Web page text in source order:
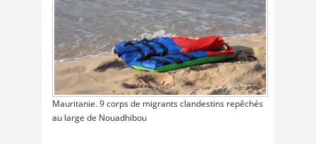
Mauritanie. 9 corps de migrants clandestins repêchés
au large de Nouadhibou